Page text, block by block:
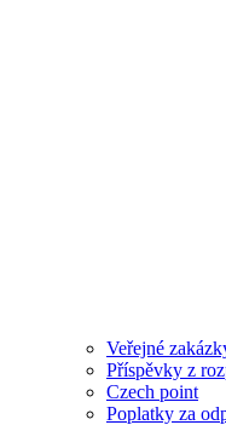
Veřejné
Příspěvky z
Czech point
Poplatky za